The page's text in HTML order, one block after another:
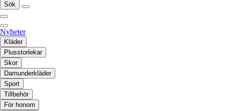
Sök
Nyheter
Kläder
Plusstorlekar
Skor
Damunderkläder
Sport
Tillbehör
För honom